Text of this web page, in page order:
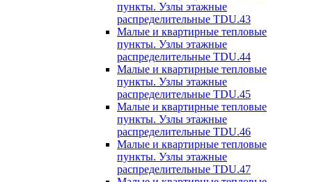
пункты. Узлы этажные
распределительные TDU.43
Малые и квартирные тепловые
пункты. Узлы этажные
распределительные TDU.44
Малые и квартирные тепловые
пункты. Узлы этажные
распределительные TDU.45
Малые и квартирные тепловые
пункты. Узлы этажные
распределительные TDU.46
Малые и квартирные тепловые
пункты. Узлы этажные
распределительные TDU.47